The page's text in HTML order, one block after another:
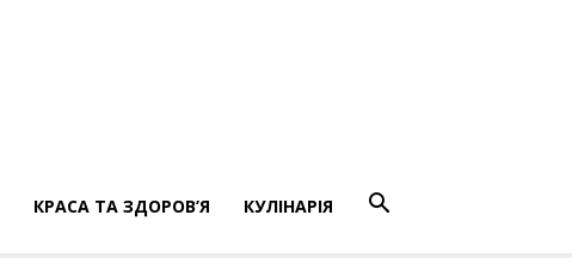
КРАСА ТА ЗДОРОВ’Я КУЛІНАРІЯ